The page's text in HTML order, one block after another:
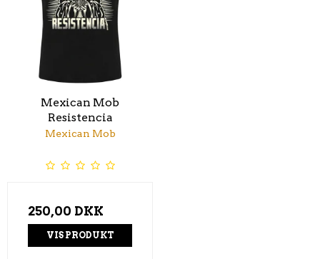
Mexican Mob
Resistencia
Mexican Mob
250,00 DKK
VIS PRODUKT